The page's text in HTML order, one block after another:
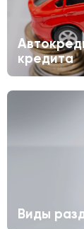
кредита
Виды